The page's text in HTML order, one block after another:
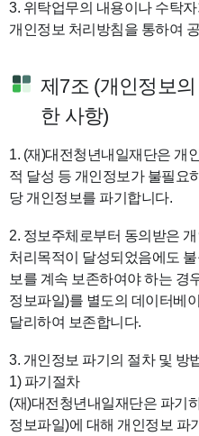
3. 위탁업무의 내용이나 수탁
개인정보 처리방침을 통하여
제7조 (개인정보
한 사항)
1. (재)대전청년내일재단은 개
적 달성 등 개인정보가 불필요
당 개인정보를 파기합니다.
2. 정보주체로부터 동의받은
처리목적이 달성되었음에도
보를 계속 보존하여야 하는 경
정보파일)를 별도의 데이터베
달리하여 보존합니다.
3. 개인정보 파기의 절차 및 방
1) 파기절차
(재)대전청년내일재단은 파기
정보파일)에 대해 개인정보 파